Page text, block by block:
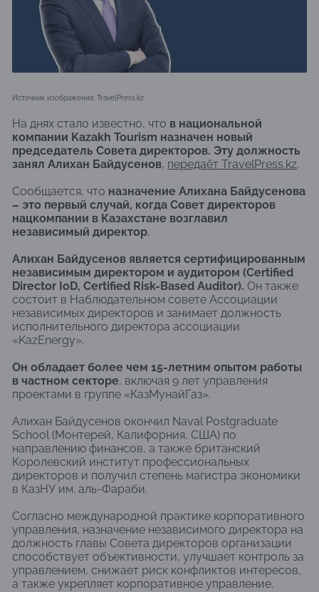
Источник изображения: TravelPress.kz.
На днях стало известно, что в национальной
компании Kazakh Tourism назначен новый
председатель Совета директоров. Эту должность
занял Алихан Байдусенов, передаёт TravelPress.kz.
Сообщается, что назначение Алихана Байдусенова
– это первый случай, когда Совет директоров
нацкомпании в Казахстане возглавил
независимый директор.
Алихан Байдусенов является сертифицированным
независимым директором и аудитором (Certified
Director IoD, Certified Risk-Based Auditor). Он также
состоит в Наблюдательном совете Ассоциации
независимых директоров и занимает должность
исполнительного директора ассоциации
«KazEnergy».
Он обладает более чем 15-летним опытом работы
в частном секторе, включая 9 лет управления
проектами в группе «КазМунайГаз».
Алихан Байдусенов окончил Naval Postgraduate
School (Монтерей, Калифорния, США) по
направлению финансов, а также британский
Королевский институт профессиональных
директоров и получил степень магистра экономики
в КазНУ им. аль-Фараби.
Согласно международной практике корпоративного
управления, назначение независимого директора на
должность главы Совета директоров организации
способствует объективности, улучшает контроль за
управлением, снижает риск конфликтов интересов,
а также укрепляет корпоративное управление.